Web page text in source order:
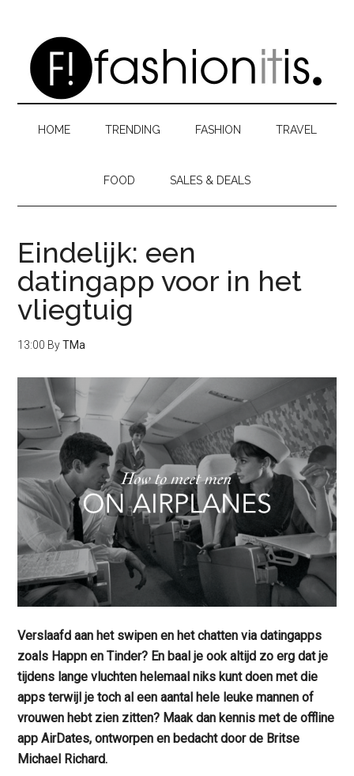
content
secondary
primary
sidebar
HOME TRENDING FASHION TRAVEL
FOOD SALES & DEALS
Eindelijk: een
datingapp voor in het
vliegtuig
13:00 ByTMa
Verslaafd aan het swipen en het chatten via datingapps
zoals Happn en Tinder? En baal je ook altijd zo erg dat je
tijdens lange vluchten helemaal niks kunt doen met die
apps terwijl je toch al een aantal hele leuke mannen of
vrouwen hebt zien zitten? Maak dan kennis met de offline
app AirDates, ontworpen en bedacht door de Britse
Michael Richard.